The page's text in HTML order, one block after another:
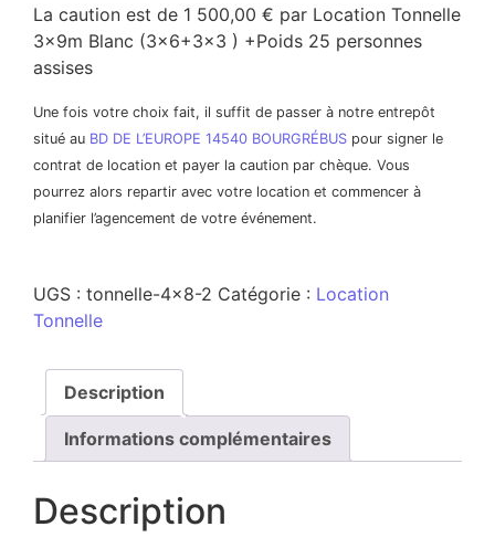
La caution est de 1 500,00 € par Location Tonnelle
3x9m Blanc (3x6+3x3 ) +Poids 25 personnes
assises
Une fois votre choix fait, il suffit de passer à notre entrepôt
situé au BD DE L’EUROPE 14540 BOURGRÉBUS pour signer le
contrat de location et payer la caution par chèque. Vous
pourrez alors repartir avec votre location et commencer à
planifier l’agencement de votre événement.
UGS : tonnelle-4x8-2 Catégorie : Location
Tonnelle
Description
Informations complémentaires
Description